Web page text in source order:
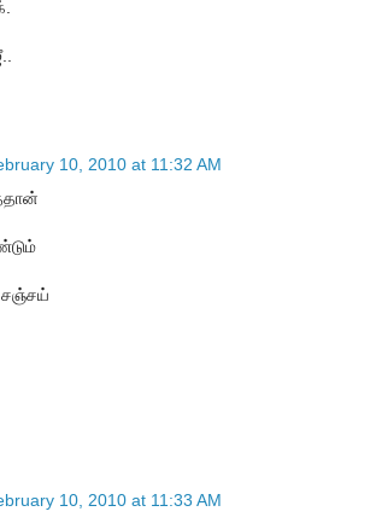
10, 2010 at 11:32 AM
சஞ்சய்
10, 2010 at 11:33 AM